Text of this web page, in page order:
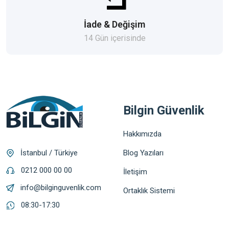
İade & Değişim
14 Gün içerisinde
İstanbul / Türkiye
0212 000 00 00
info@bilginguvenlik.com
08:30-17:30
Bilgin Güvenlik
Hakkımızda
Blog Yazıları
İletişim
Ortaklık Sistemi